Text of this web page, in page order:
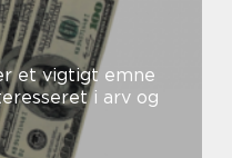
et vigtigt emne
i arv og